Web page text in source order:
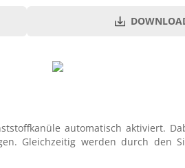
Ausführung
mit
55
automatisch aktiviert.
Gleichzeitig werden durch den